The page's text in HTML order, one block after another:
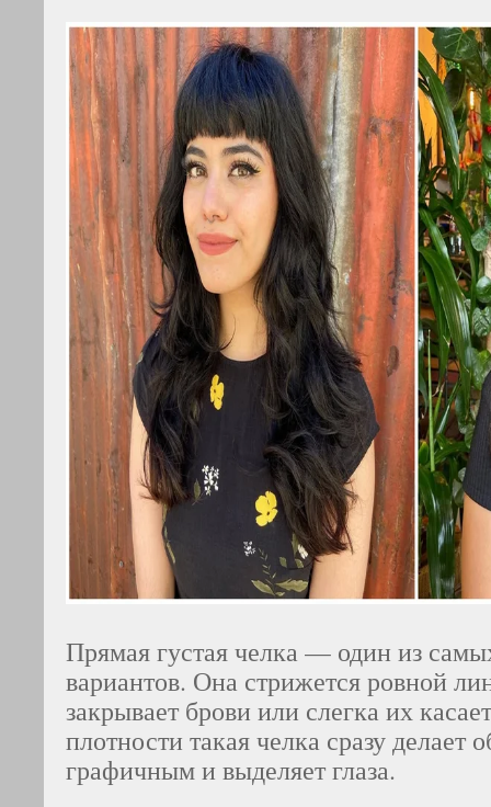
Прямая густая челка — один из
вариантов. Она стрижется ровной
закрывает брови или слегка их
плотности такая челка сразу делает
графичным и выделяет глаза.